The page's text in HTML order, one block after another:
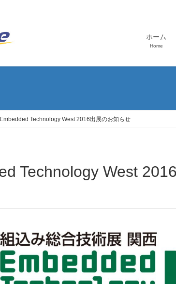
ホーム
Home
Embedded Technology West 2016出展のお知らせ